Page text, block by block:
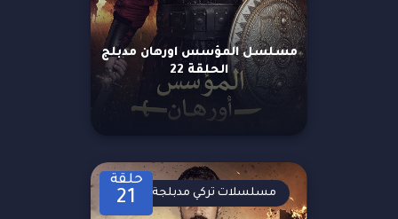
مسلسل المؤسس اورهان مدبلج
الحلقة 22
حلقة
21 مسلسلات تركي مدبلجة